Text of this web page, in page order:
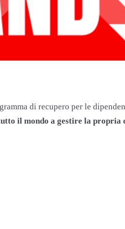
di recupero per le
il mondo a gestire la propria